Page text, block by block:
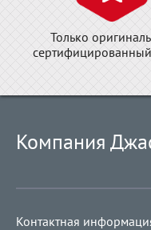
Только
Компания
Контактная